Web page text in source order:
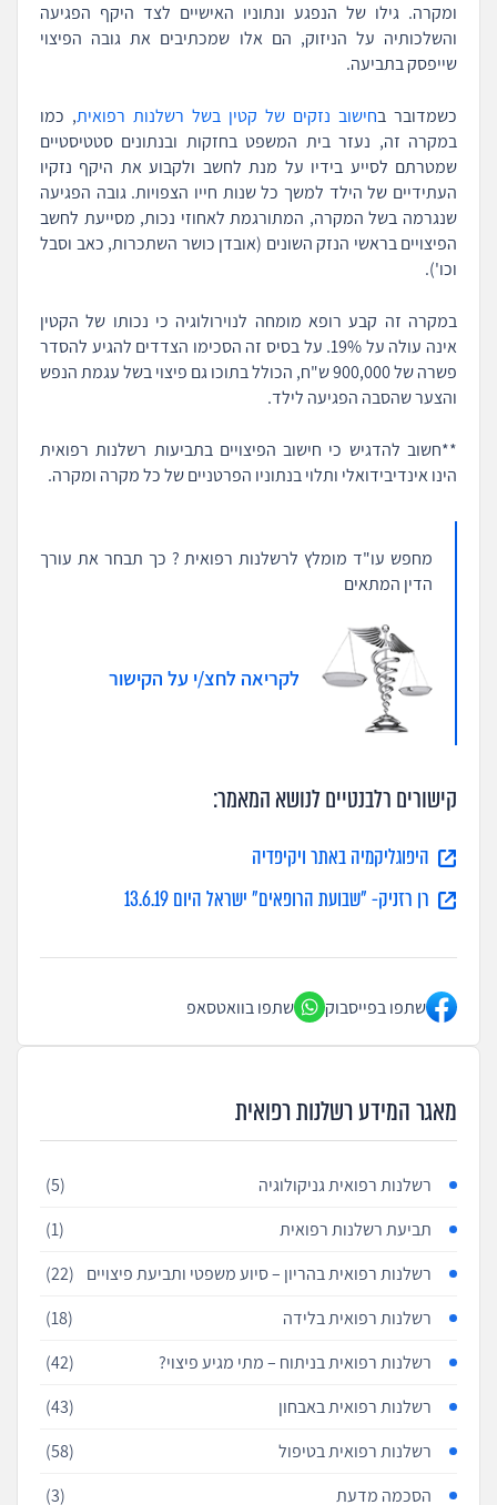
ומקרה. גילו של הנפגע ונתוניו האישיים לצד היקף הפגיעה
והשלכותיה על הניזוק, הם אלו שמכתיבים את גובה הפיצוי
שייפסק בתביעה.
כשמדובר בחישוב נזקים של קטין בשל רשלנות רפואית, כמו
במקרה זה, נעזר בית המשפט בחזקות ובנתונים סטטיסטיים
שמטרתם לסייע בידיו על מנת לחשב ולקבוע את היקף נזקיו
העתידיים של הילד למשך כל שנות חייו הצפויות. גובה הפגיעה
שנגרמה בשל המקרה, המתורגמת לאחוזי נכות, מסייעת לחשב
הפיצויים בראשי הנזק השונים (אובדן כושר השתכרות, כאב וסבל
וכו').
במקרה זה קבע רופא מומחה לנוירולוגיה כי נכותו של הקטין
אינה עולה על 19%. על בסיס זה הסכימו הצדדים להגיע להסדר
פשרה של 900,000 ש"ח, הכולל בתוכו גם פיצוי בשל עגמת הנפש
והצער שהסבה הפגיעה לילד.
**חשוב להדגיש כי חישוב הפיצויים בתביעות רשלנות רפואית
הינו אינדיבידואלי ותלוי בנתוניו הפרטניים של כל מקרה ומקרה.
מחפש עו"ד מומלץ לרשלנות רפואית ? כך תבחר את עורך
הדין המתאים
לקריאה לחצ/י על הקישור
קישורים רלבנטיים לנושא המאמר:
היפוגליקמיה באתר ויקיפדיה
רן רזניק- "שבועת הרופאים" ישראל היום 13.6.19
שתפו בפייסבוק שתפו בוואטסאפ
מאגר המידע רשלנות רפואית
רשלנות רפואית גניקולוגיה
(5)
תביעת רשלנות רפואית
(1)
רשלנות רפואית בהריון – סיוע משפטי ותביעת פיצויים
(22)
רשלנות רפואית בלידה
(18)
רשלנות רפואית בניתוח – מתי מגיע פיצוי?
(42)
רשלנות רפואית באבחון
(43)
רשלנות רפואית בטיפול
(58)
הסכמה מדעת
(3)